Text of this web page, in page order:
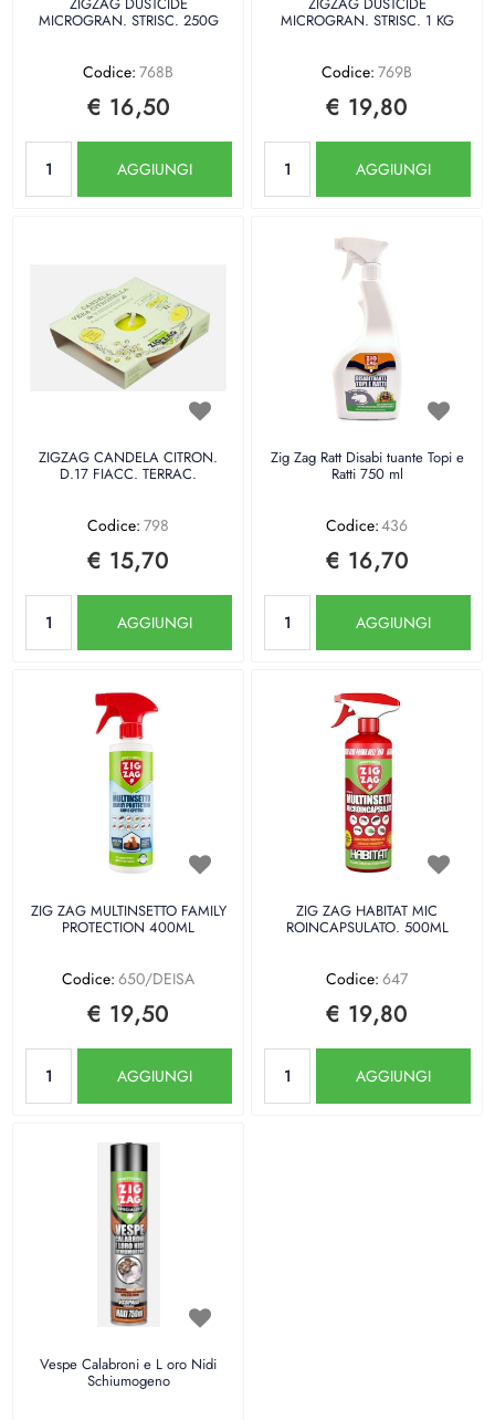
ZIGZAG DUSTCIDE
MICROGRAN. STRISC. 250G
Codice: 768B
€ 16,50
AGGIUNGI
ZIGZAG DUSTCIDE
MICROGRAN. STRISC. 1 KG
Codice: 769B
€ 19,80
AGGIUNGI
ZIGZAG CANDELA CITRON.
D.17 FIACC. TERRAC.
Codice: 798
€ 15,70
AGGIUNGI
Zig Zag Ratt Disabi tuante Topi e
Ratti 750 ml
Codice:436
€ 16,70
AGGIUNGI
ZIG ZAG MULTINSETTO FAMILY
PROTECTION 400ML
Codice: 650/DEISA
€ 19,50
AGGIUNGI
ZIG ZAG HABITAT MIC
ROINCAPSULATO. 500ML
Codice: 647
€ 19,80
AGGIUNGI
Vespe Calabroni e L oro Nidi
Schiumogeno